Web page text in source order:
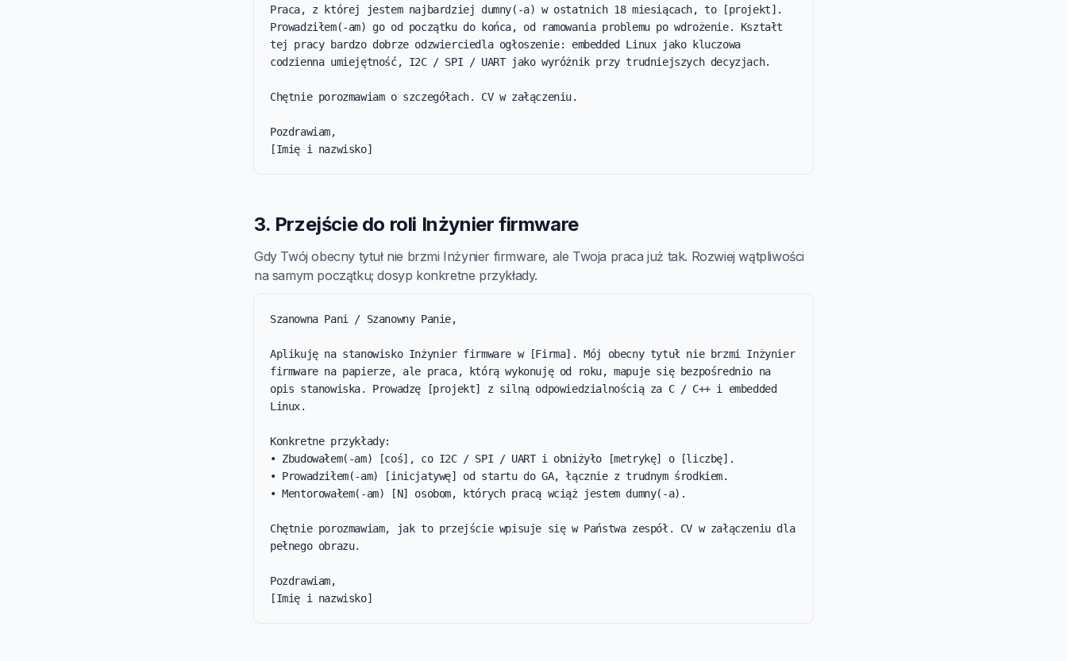
Praca, z której jestem najbardziej dumny(-a) w ostatnich 18 miesiącach, to [projekt].
Prowadziłem(-am) go od początku do końca, od ramowania problemu po wdrożenie. Kształt
tej pracy bardzo dobrze odzwierciedla ogłoszenie: embedded Linux jako kluczowa
codzienna umiejętność, I2C / SPI / UART jako wyróżnik przy trudniejszych decyzjach.
Chętnie porozmawiam o szczegółach. CV w załączeniu.
Pozdrawiam,
[Imię i nazwisko]
3. Przejście do roli Inżynier firmware
Gdy Twój obecny tytuł nie brzmi Inżynier firmware, ale Twoja praca już tak. Rozwiej wątpliwości
na samym początku; dosyp konkretne przykłady.
Szanowna Pani / Szanowny Panie,
Aplikuję na stanowisko Inżynier firmware w [Firma]. Mój obecny tytuł nie brzmi Inżynier
firmware na papierze, ale praca, którą wykonuję od roku, mapuje się bezpośrednio na
opis stanowiska. Prowadzę [projekt] z silną odpowiedzialnością za C / C++ i embedded
Linux.
Konkretne przykłady:
• Zbudowałem(-am) [coś], co I2C / SPI / UART i obniżyło [metrykę] o [liczbę].
• Prowadziłem(-am) [inicjatywę] od startu do GA, łącznie z trudnym środkiem.
• Mentorowałem(-am) [N] osobom, których pracą wciąż jestem dumny(-a).
Chętnie porozmawiam, jak to przejście wpisuje się w Państwa zespół. CV w załączeniu dla
pełnego obrazu.
Pozdrawiam,
[Imię i nazwisko]